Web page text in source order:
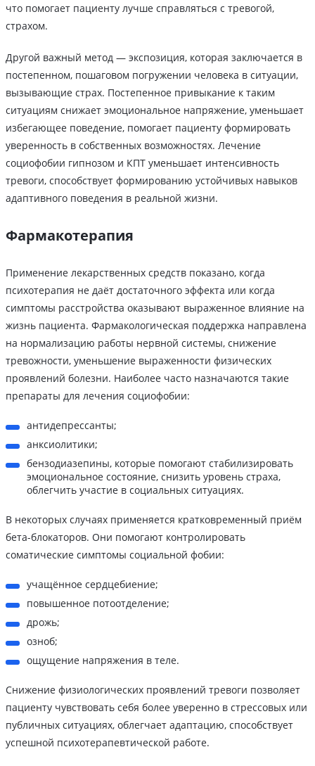
что помогает пациенту лучше справляться с тревогой,
страхом.
Другой важный метод — экспозиция, которая заключается в
постепенном, пошаговом погружении человека в ситуации,
вызывающие страх. Постепенное привыкание к таким
ситуациям снижает эмоциональное напряжение, уменьшает
избегающее поведение, помогает пациенту формировать
уверенность в собственных возможностях. Лечение
социофобии гипнозом и КПТ уменьшает интенсивность
тревоги, способствует формированию устойчивых навыков
адаптивного поведения в реальной жизни.
Фармакотерапия
Применение лекарственных средств показано, когда
психотерапия не даёт достаточного эффекта или когда
симптомы расстройства оказывают выраженное влияние на
жизнь пациента. Фармакологическая поддержка направлена
на нормализацию работы нервной системы, снижение
тревожности, уменьшение выраженности физических
проявлений болезни. Наиболее часто назначаются такие
препараты для лечения социофобии:
антидепрессанты;
анксиолитики;
бензодиазепины, которые помогают стабилизировать
эмоциональное состояние, снизить уровень страха,
облегчить участие в социальных ситуациях.
В некоторых случаях применяется кратковременный приём
бета-блокаторов. Они помогают контролировать
соматические симптомы социальной фобии:
учащённое сердцебиение;
повышенное потоотделение;
дрожь;
озноб;
ощущение напряжения в теле.
Снижение физиологических проявлений тревоги позволяет
пациенту чувствовать себя более уверенно в стрессовых или
публичных ситуациях, облегчает адаптацию, способствует
успешной психотерапевтической работе.